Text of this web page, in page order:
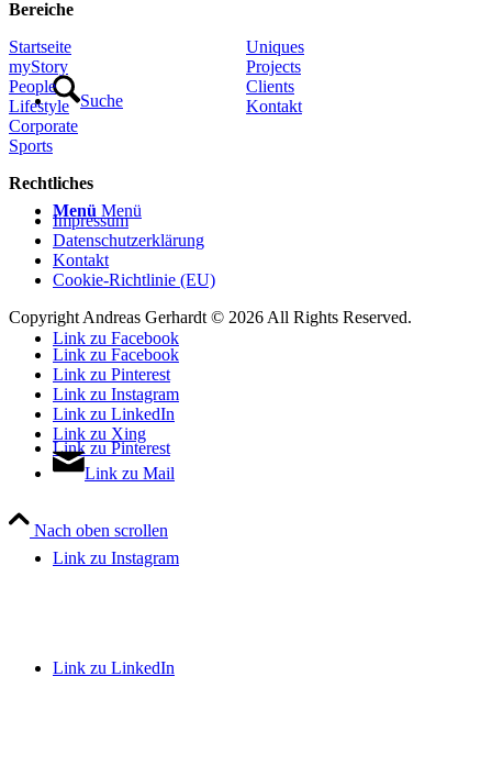
Suche
Menü Menü
Link zu Facebook
Link zu Pinterest
Link zu Instagram
Link zu LinkedIn
Bereiche
Startseite
myStory
People
Lifestyle
Corporate
Sports
Uniques
Projects
Clients
Kontakt
Rechtliches
Impressum
Datenschutzerklärung
Kontakt
Cookie-Richtlinie (EU)
Copyright Andreas Gerhardt © 2026 All Rights Reserved.
Link zu Facebook
Link zu Pinterest
Link zu Instagram
Link zu LinkedIn
Link zu Xing
Link zu Mail
Nach oben scrollen